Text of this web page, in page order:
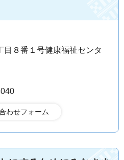
８番１号健康福祉センタ